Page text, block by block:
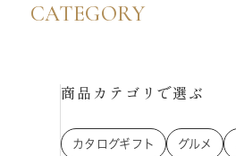
CATEGORY
商品カテゴリで選ぶ
カタログギフト グルメ